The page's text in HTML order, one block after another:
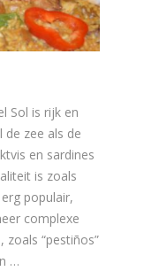
Sol is rijk en
de zee als de
en sardines
is zoals
populair,
complexe
zoals “pestiños”
…